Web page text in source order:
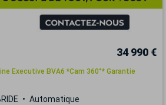
34 990 €
Executive BVA6 *Cam 360°* Garantie
Automatique